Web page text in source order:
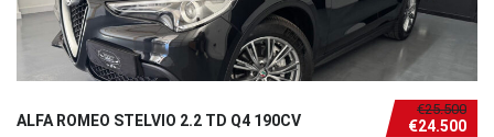
€25.500
€24.500
ALFA ROMEO STELVIO 2.2 TD Q4 190CV